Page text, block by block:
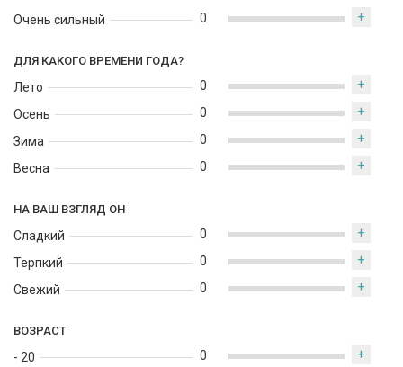
Очень сильный
0 +
ДЛЯ КАКОГО ВРЕМЕНИ ГОДА?
Лето
Осень
Зима
Весна
0 +
0 +
0 +
0 +
НА ВАШ ВЗГЛЯД ОН
Сладкий
Терпкий
Свежий
0 +
0 +
0 +
ВОЗРАСТ
- 20
0 +